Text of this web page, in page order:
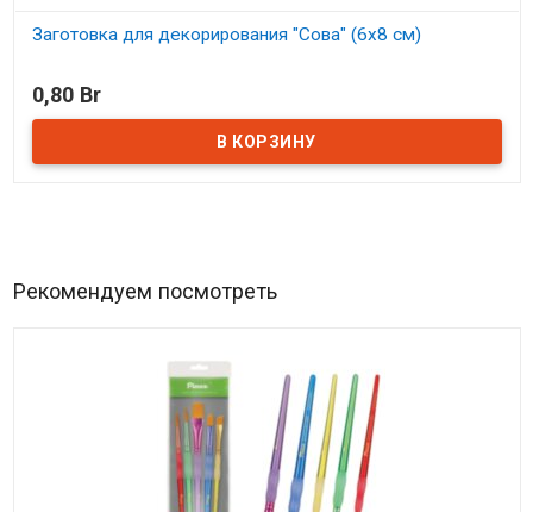
Заготовка для декорирования "Сова" (6х8 см)
0,80 Br
Рекомендуем посмотреть